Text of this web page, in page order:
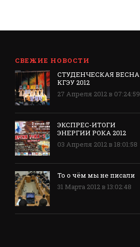
СВЕЖИЕ НОВОСТИ
СТУДЕНЧЕСКАЯ ВЕСНА
КГЭУ 2012
27 Апреля 2012 в 07:24:59
ЭКСПРЕС-ИТОГИ
ЭНЕРГИИ РОКА 2012
03 Апреля 2012 в 18:01:58
То о чём мы не писали
31 Марта 2012 в 13:02:48